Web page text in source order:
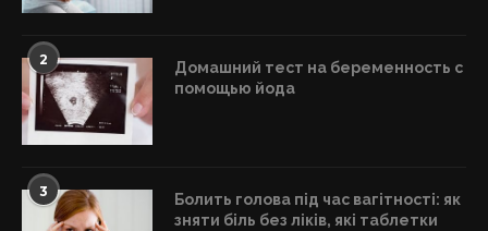
2
Домашний тест на беременность с
помощью йода
3
Болить голова під час вагітності: як
зняти біль без ліків, які таблетки